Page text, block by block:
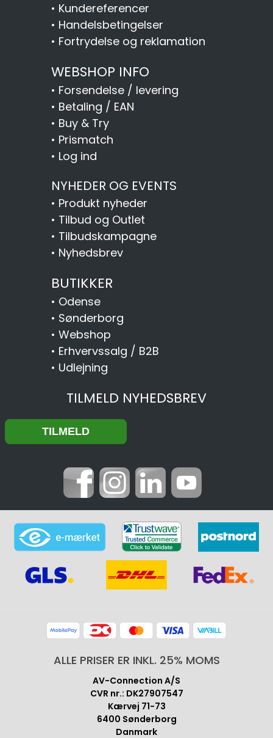
• Kundereferencer
• Handelsbetingelser
• Fortrydelse og reklamation
WEBSHOP INFO
• Forsendelse / levering
• Betaling / EAN
• Buy & Try
• Prismatch
• Log ind
NYHEDER OG EVENTS
• Produkt nyheder
• Tilbud og Outlet
• Tilbudskampagne
• Nyhedsbrev
BUTIKKER
• Odense
• Sønderborg
• Webshop
• Erhvervssalg / B2B
• Udlejning
TILMELD NYHEDSBREV
ALLE PRISER ER INKL. 25% MOMS
AV-Connection A/S
CVR nr.: DK27907547
Kærvej 71-73
6400 Sønderborg
Danmark